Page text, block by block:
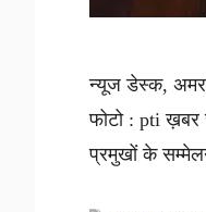
न्यूज डेस्क, अमर
फोटो : pti ख़बर
प्रमुखों के